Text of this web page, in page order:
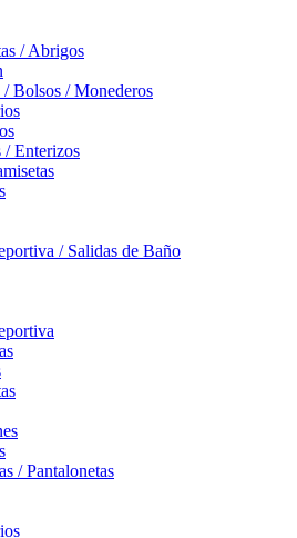
/ Abrigos
/ Bolsos / Monederos
/ Enterizos
/ Salidas de Baño
/ Pantalonetas